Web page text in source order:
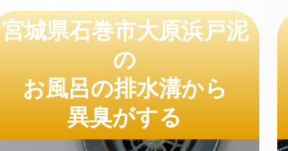
宮城県石巻市大原浜戸泥
の
お風呂の排水溝から
異臭がする